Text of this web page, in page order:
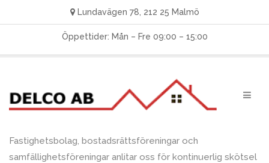
Lundavägen 78, 212 25 Malmö
Öppettider: Mån – Fre 09:00 – 15:00
Fastighetsbolag, bostadsrättsföreningar och
samfällighetsföreningar anlitar oss för kontinuerlig skötsel